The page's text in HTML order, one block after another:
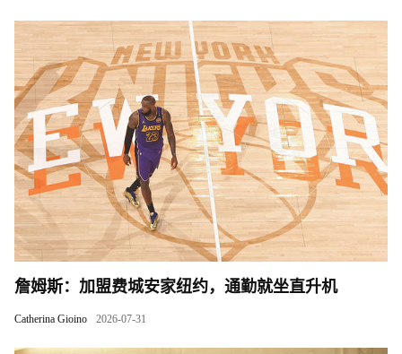
詹姆斯：加盟费城安家纽约，通勤就坐直升机
Catherina Gioino 2026-07-31